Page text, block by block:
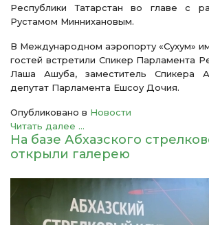
Республики Татарстан во главе с
Рустамом Миннихановым.
В Международном аэропорту «Сухум»
гостей встретили Спикер Парламента
Лаша Ашуба, заместитель Спикера
депутат Парламента Ешсоу Дочия.
Опубликовано в Новости
Читать далее ...
На базе Абхазского
открыли галерею